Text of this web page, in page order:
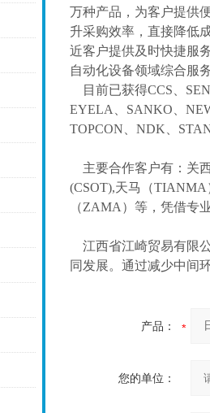
万种产品，为客户提供
升采购效率，直接降低
近客户提供及时快捷服
自动化设备领域综合服
目前已获得CCS、
EYELA、SANKO、
TOPCON、NDK、
主要合作客户有：关
(CSOT),天马（TIANMA
（ZAMA）等，凭借专
江西省江崎贸易有限
同发展。通过减少中间
产品：
您的单位：